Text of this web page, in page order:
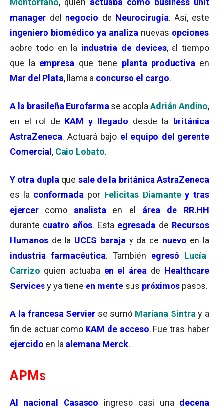
Montórfano, quien actuaba como business unit
manager del negocio de Neurocirugía. Así, este
ingeniero biomédico ya analiza nuevas opciones
sobre todo en la industria de devices, al tiempo
que la empresa que tiene planta productiva en
Mar del Plata, llama a concurso el cargo.
A la brasileña Eurofarma se acopla Adrián Andino,
en el rol de KAM y llegado desde la británica
AstraZeneca. Actuará bajo el equipo del gerente
Comercial , Caio Lobato.
Y otra dupla que sale de la británica AstraZeneca
es la conformada por Felicitas Diamantey tras
ejercer como analista en el
área de RR.HH
durante cuatro años. Esta egresada de Recursos
Humanos de la UCES baraja y da de nuevo en la
industria farmacéutica. También egresó Lucía
Carrizo quien actuaba en el área de Healthcare
Servicesy ya tiene en mente sus próximos pasos.
A la francesa Servier se sumó Mariana Sintra y a
fin de actuar como KAM de acceso. Fue tras haber
ejercido en la alemana Merck.
APMs
Al nacional Casasco ingresó casi una decena